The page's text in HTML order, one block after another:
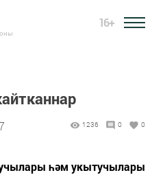
16+
1236 0 0
һәм укытучылары